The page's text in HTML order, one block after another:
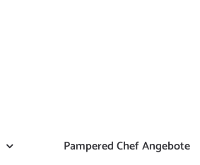
Pampered Chef Angebote